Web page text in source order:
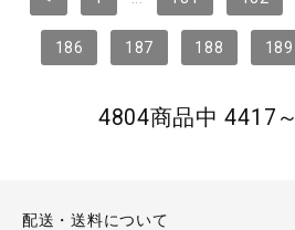
186 187 188 189
4804商品中 4417
配送・送料について